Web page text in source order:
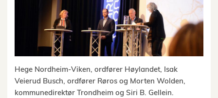
Hege Nordheim-Viken, ordfører Høylandet, Isak
Veierud Busch, ordfører Røros og Morten Wolden,
kommunedirektør Trondheim og Siri B. Gellein.